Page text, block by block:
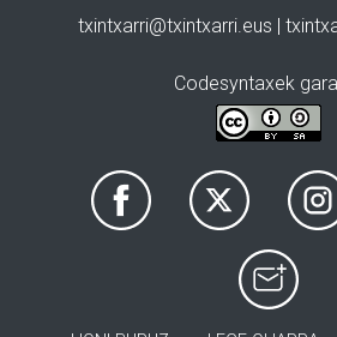
txintxarri@txintxarri.eus |
Codesyntaxek